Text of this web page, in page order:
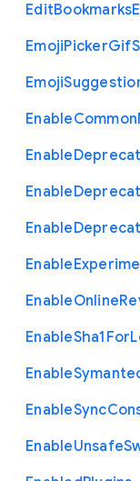
EditBookmarks
EmojiPickerGif
Emoji
EnableCommon
Enable
Enable
Enable
Enable
EnableOnline
EnableSha1 For
Enable
EnableSync
EnableUnsafe